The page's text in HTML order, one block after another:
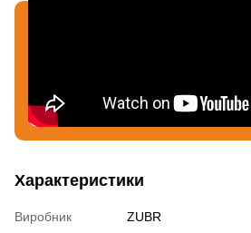
Характеристики
Виробник
ZUBR